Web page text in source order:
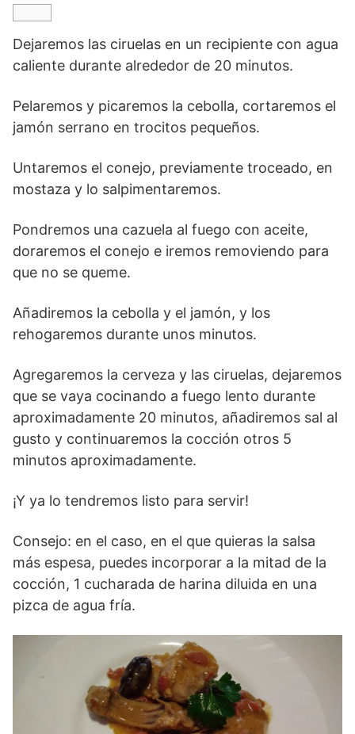
Dejaremos las ciruelas en un recipiente con agua
caliente durante alrededor de 20 minutos.
Pelaremos y picaremos la cebolla, cortaremos el
jamón serrano en trocitos pequeños.
Untaremos el conejo, previamente troceado, en
mostaza y lo salpimentaremos.
Pondremos una cazuela al fuego con aceite,
doraremos el conejo e iremos removiendo para
que no se queme.
Añadiremos la cebolla y el jamón, y los
rehogaremos durante unos minutos.
Agregaremos la cerveza y las ciruelas, dejaremos
que se vaya cocinando a fuego lento durante
aproximadamente 20 minutos, añadiremos sal al
gusto y continuaremos la cocción otros 5
minutos aproximadamente.
¡Y ya lo tendremos listo para servir!
Consejo: en el caso, en el que quieras la salsa
más espesa, puedes incorporar a la mitad de la
cocción, 1 cucharada de harina diluida en una
pizca de agua fría.